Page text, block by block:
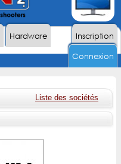
Inscription
Hardware
Connexion
Liste des sociétés